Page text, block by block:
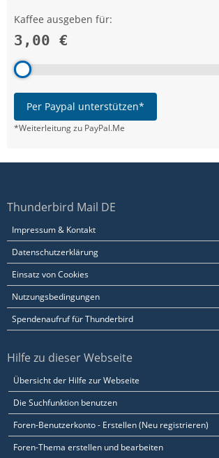
Kaffee ausgeben für:
3,00 €
Per Paypal unterstützen*
*Weiterleitung zu PayPal.Me
Thunderbird Mail DE
Impressum & Kontakt
Datenschutzerklärung
Einsatz von Cookies
Nutzungsbedingungen
Spendenaufruf für Thunderbird
Hilfe zu dieser Webseite
Übersicht der Hilfe zur Webseite
Die Suchfunktion benutzen
Foren-Benutzerkonto - Erstellen (Neu registrieren)
Foren-Thema erstellen und bearbeiten